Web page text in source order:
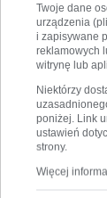
Twoje dane
urządzenia
i zapisywane
reklamowych
witrynę lub
Niektórzy
poniżej. Link
ustawień
strony.
Więcej